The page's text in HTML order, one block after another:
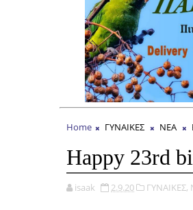
Home ΓΥΝΑΙΚΕΣ ΝΕΑ
Happy 23rd
isaak 2.9.20 ΓΥΝΑΙΚΕΣ,